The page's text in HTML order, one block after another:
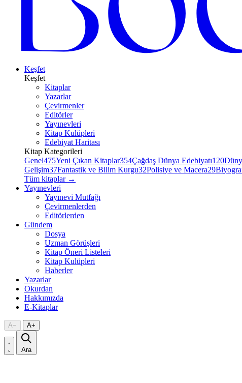
Keşfet
Keşfet
Kitaplar
Yazarlar
Çevirmenler
Editörler
Yayınevleri
Kitap Kulüpleri
Edebiyat Haritası
Kitap Kategorileri
Genel475Yeni Çıkan Kitaplar354Çağdaş Dünya Edebiyatı120
Gelişim37Fantastik ve Bilim Kurgu32Polisiye ve Macera29
Tüm kitaplar →
Yayınevleri
Yayınevi Mutfağı
Çevirmenlerden
Editörlerden
Gündem
Dosya
Uzman Görüşleri
Kitap Öneri Listeleri
Kitap Kulüpleri
Haberler
Yazarlar
Okurdan
Hakkımızda
E-Kitaplar
A− A+
Ara